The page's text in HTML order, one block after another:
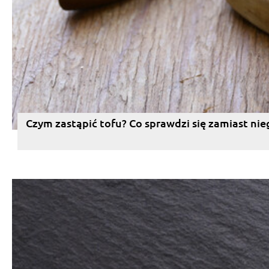
Czym zastąpić tofu? Co sprawdzi się zamiast